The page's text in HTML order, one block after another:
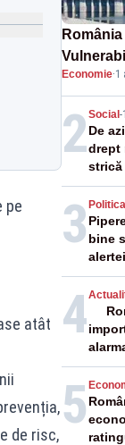
pe
atât
de risc,
România
pune în
Economie·1
2Social-
De
drept
strică
3 Politica
bine
4
5